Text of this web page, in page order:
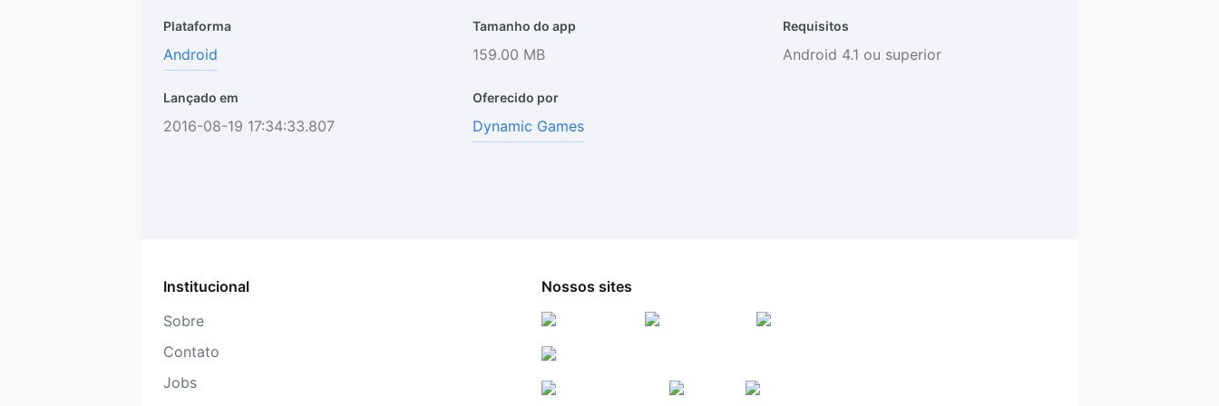
Plataforma
Android
Tamanho do app
159.00 MB
Requisitos
Android 4.1 ou superior
Lançado em
2016-08-19 17:34:33.807
Oferecido por
Dynamic Games
Institucional
Sobre
Contato
Jobs
Nossos sites